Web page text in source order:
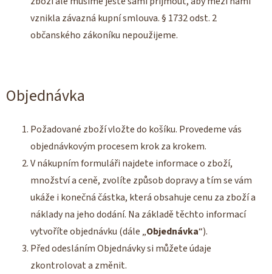
vznikla závazná kupní smlouva. § 1732 odst. 2
občanského zákoníku nepoužijeme.
Objednávka
Požadované zboží vložte do košíku. Provedeme vás
objednávkovým procesem krok za krokem.
V nákupním formuláři najdete informace o zboží,
množství a ceně, zvolíte způsob dopravy a tím se vám
ukáže i konečná částka, která obsahuje cenu za zboží a
náklady na jeho dodání. Na základě těchto informací
vytvoříte objednávku (dále „Objednávka“).
Před odesláním Objednávky si můžete údaje
zkontrolovat a změnit.